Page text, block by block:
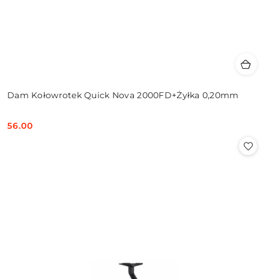
Dam Kołowrotek Quick Nova 2000FD+Żyłka 0,20mm
Cena:
56.00